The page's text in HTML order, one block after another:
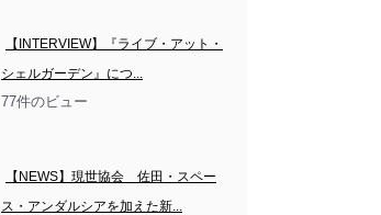
【INTERVIEW】『ライブ・アット・
シェルガーデン』につ...
77件のビュー
【NEWS】現世協会　佐田・スペー
ス・アンダルシアを加えた新...